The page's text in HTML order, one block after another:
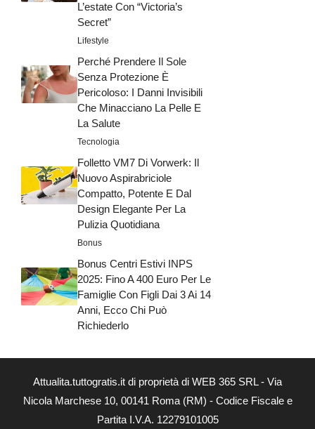
L’estate Con “Victoria’s
Secret”
Lifestyle
Perché Prendere Il Sole
Senza Protezione È
Pericoloso: I Danni Invisibili
Che Minacciano La Pelle E
La Salute
Tecnologia
Folletto VM7 Di Vorwerk: Il
Nuovo Aspirabriciole
Compatto, Potente E Dal
Design Elegante Per La
Pulizia Quotidiana
Bonus
Bonus Centri Estivi INPS
2025: Fino A 400 Euro Per Le
Famiglie Con Figli Dai 3 Ai 14
Anni, Ecco Chi Può
Richiederlo
Attualita.tuttogratis.it di proprietà di WEB 365 SRL - Via
Nicola Marchese 10, 00141 Roma (RM) - Codice Fiscale e
Partita I.V.A. 12279101005